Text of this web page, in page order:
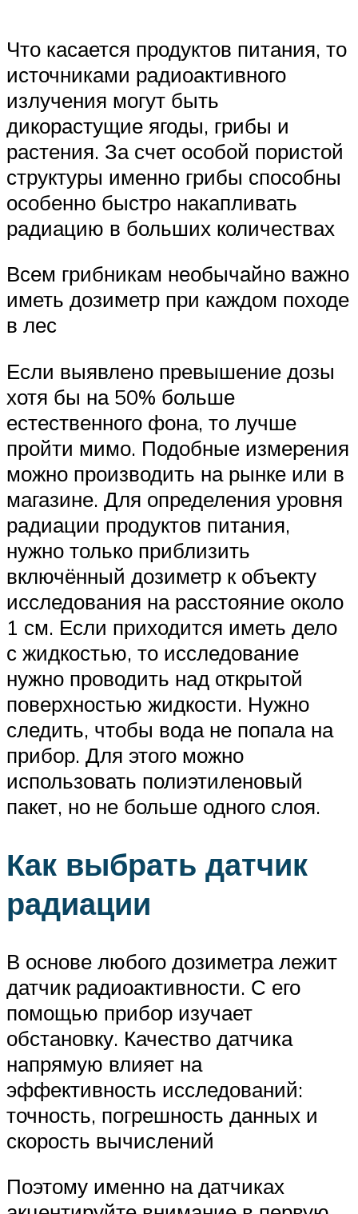
Что касается продуктов питания, то
источниками радиоактивного
излучения могут быть
дикорастущие ягоды, грибы и
растения. За счет особой пористой
структуры именно грибы способны
особенно быстро накапливать
радиацию в больших количествах
Всем грибникам необычайно важно
иметь дозиметр при каждом походе
в лес
Если выявлено превышение дозы
хотя бы на 50% больше
естественного фона, то лучше
пройти мимо. Подобные измерения
можно производить на рынке или в
магазине. Для определения уровня
радиации продуктов питания,
нужно только приблизить
включённый дозиметр к объекту
исследования на расстояние около
1 см. Если приходится иметь дело
с жидкостью, то исследование
нужно проводить над открытой
поверхностью жидкости. Нужно
следить, чтобы вода не попала на
прибор. Для этого можно
использовать полиэтиленовый
пакет, но не больше одного слоя.
Как выбрать датчик
радиации
В основе любого дозиметра лежит
датчик радиоактивности. С его
помощью прибор изучает
обстановку. Качество датчика
напрямую влияет на
эффективность исследований:
точность, погрешность данных и
скорость вычислений
Поэтому именно на датчиках